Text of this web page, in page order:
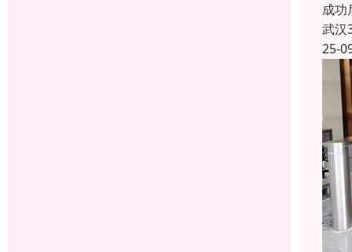
成功
武汉
25-